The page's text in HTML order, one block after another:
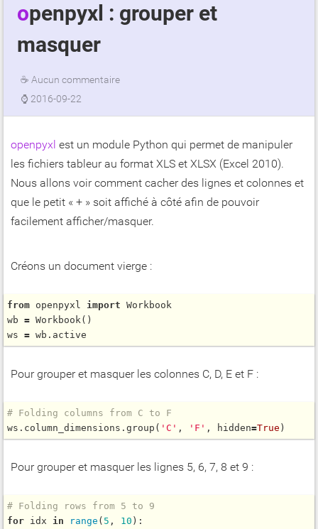
openpyxl : grouper et
masquer
☕ Aucun commentaire
⌚ 2016-09-22
openpyxl est un module Python qui permet de manipuler
les fichiers tableur au format XLS et XLSX (Excel 2010).
Nous allons voir comment cacher des lignes et colonnes et
que le petit « + » soit affiché à côté afin de pouvoir
facilement afficher/masquer.
Créons un document vierge :
from openpyxl import Workbook
wb = Workbook()
ws = wb.active
Pour grouper et masquer les colonnes C, D, E et F :
# Folding columns from C to F
ws.column_dimensions. group ( 'C' , 'F' , hidden=True )
Pour grouper et masquer les lignes 5, 6, 7, 8 et 9 :
# Folding rows from 5 to 9
for idx in range ( 5 , 10 ):